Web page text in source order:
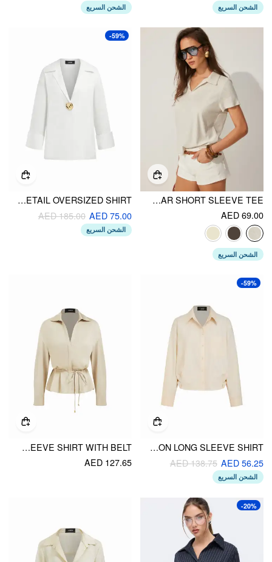
الشحن السريع الشحن السريع
COTTON-BLEND POLO COLLAR SHORT SLEEVE TEE
AED 69.00
الشحن السريع
-59%
COTTON COLLAR METAL DETAIL OVERSIZED SHIRT
AED 75.00
AED 185.00
الشحن السريع
-59%
SOLID COLLAR SIDE BUTTON LONG SLEEVE SHIRT
AED 56.25
AED 138.75
الشحن السريع
SATIN COLLAR LONG SLEEVE SHIRT WITH BELT
AED 127.65
-20%